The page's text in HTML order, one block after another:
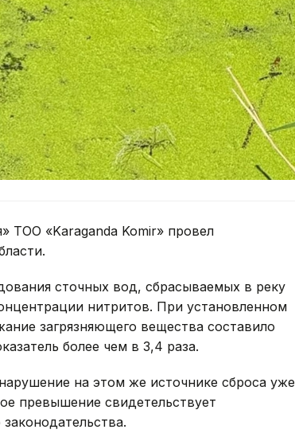
ТОО «Karaganda Komir» провел
сточных вод, сбрасываемых в реку
нитритов. При установленном
загрязняющего вещества составило
более чем в 3,4 раза.
на этом же источнике сброса уже
превышение свидетельствует